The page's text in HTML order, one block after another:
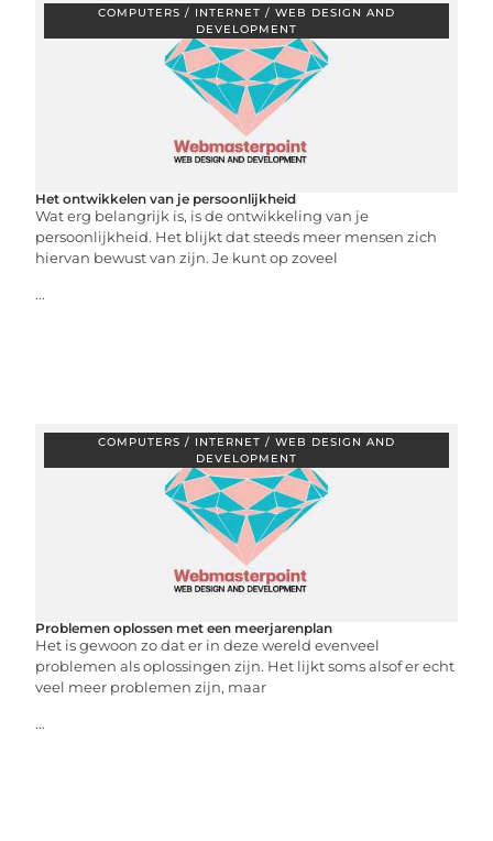
COMPUTERS / INTERNET / WEB DESIGN AND
DEVELOPMENT
Het ontwikkelen van je persoonlijkheid
Wat erg belangrijk is, is de ontwikkeling van je
persoonlijkheid. Het blijkt dat steeds meer mensen zich
hiervan bewust van zijn. Je kunt op zoveel
...
COMPUTERS / INTERNET / WEB DESIGN AND
DEVELOPMENT
Problemen oplossen met een meerjarenplan
Het is gewoon zo dat er in deze wereld evenveel
problemen als oplossingen zijn. Het lijkt soms alsof er echt
veel meer problemen zijn, maar
...